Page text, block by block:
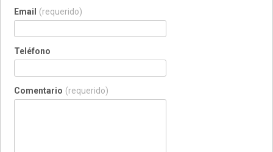
Email (requerido)
Teléfono
Comentario (requerido)